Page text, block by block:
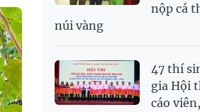
nộp cá
núi vàng
47 thí
gia Hội
cáo